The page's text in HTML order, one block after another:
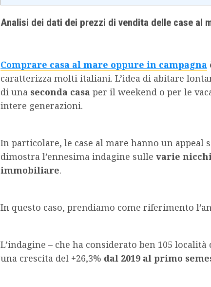
Analisi dei dati dei prezzi di vendita delle case al
Comprare casa al mare oppure in campagna
caratterizza molti italiani. L’idea di abitare
di una seconda casa per il weekend o per le
intere generazioni.
In particolare, le case al mare hanno un appeal
dimostra l’ennesima indagine sulle varie
immobiliare.
In questo caso, prendiamo come riferimento
L’indagine – che ha considerato ben 105
una crescita del +26,3% dal 2019 al primo